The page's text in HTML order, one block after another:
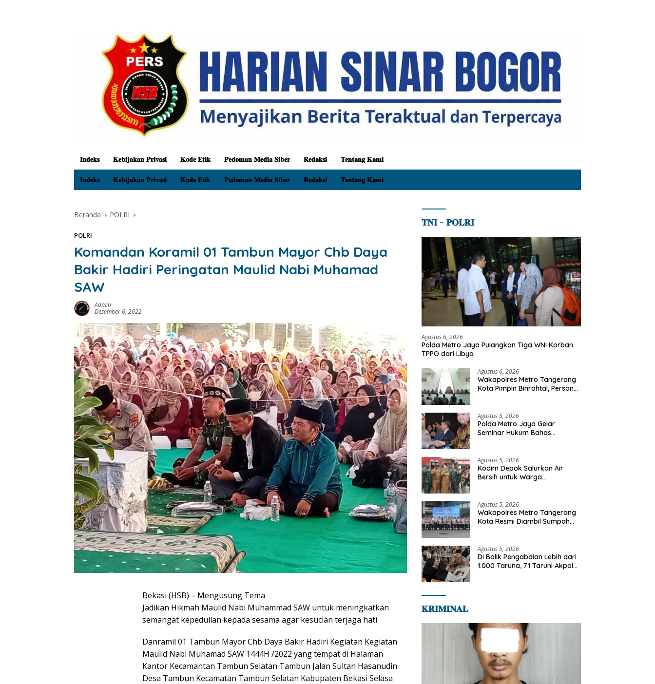
𝐈𝐧𝐝𝐞𝐤𝐬 𝐊𝐞𝐛𝐢𝐣𝐚𝐤𝐚𝐧 𝐏𝐫𝐢𝐯𝐚𝐬𝐢 𝐊𝐨𝐝𝐞 𝐄𝐭𝐢𝐤 𝐏𝐞𝐝𝐨𝐦𝐚𝐧 𝐌𝐞𝐝𝐢𝐚 𝐒𝐢𝐛𝐞𝐫 𝐑𝐞𝐝𝐚𝐤𝐬𝐢 𝐓𝐞𝐧𝐭𝐚𝐧𝐠 𝐊𝐚𝐦𝐢
𝐈𝐧𝐝𝐞𝐤𝐬 𝐊𝐞𝐛𝐢𝐣𝐚𝐤𝐚𝐧 𝐏𝐫𝐢𝐯𝐚𝐬𝐢 𝐊𝐨𝐝𝐞 𝐄𝐭𝐢𝐤 𝐏𝐞𝐝𝐨𝐦𝐚𝐧 𝐌𝐞𝐝𝐢𝐚 𝐒𝐢𝐛𝐞𝐫 𝐑𝐞𝐝𝐚𝐤𝐬𝐢 𝐓𝐞𝐧𝐭𝐚𝐧𝐠 𝐊𝐚𝐦𝐢
Beranda POLRI
POLRI
Komandan Koramil 01 Tambun Mayor Chb Daya
Bakir Hadiri Peringatan Maulid Nabi Muhamad
SAW
Admin
Desember 6, 2022
Bekasi (HSB) – Mengusung Tema
Jadikan Hikmah Maulid Nabi Muhammad SAW untuk meningkatkan
semangat kepedulian kepada sesama agar kesucian terjaga hati.
Danramil 01 Tambun Mayor Chb Daya Bakir Hadiri Kegiatan Kegiatan
Maulid Nabi Muhamad SAW 1444H /2022 yang tempat di Halaman
Kantor Kecamantan Tambun Selatan Tambun Jalan Sultan Hasanudin
Desa Tambun Kecamatan Tambun Selatan Kabupaten Bekasi Selasa
𝐓𝐍𝐈 – 𝐏𝐎𝐋𝐑𝐈
Agustus 6, 2026
Polda Metro Jaya Pulangkan Tiga WNI Korban
TPPO dari Libya
Agustus 6, 2026
Wakapolres Metro Tangerang
Kota Pimpin Binrohtal, Personel
Agustus 5, 2026
Polda Metro Jaya Gelar
Seminar Hukum Bahas
Agustus 5, 2026
Kodim Depok Salurkan Air
Bersih untuk Warga
Agustus 5, 2026
Wakapolres Metro Tangerang
Kota Resmi Diambil Sumpah
kepada Masyarakat
Agustus 5, 2026
Di Balik Pengabdian Lebih dari
1.000 Taruna, 71 Taruni Akpol
𝐊𝐑𝐈𝐌𝐈𝐍𝐀𝐋